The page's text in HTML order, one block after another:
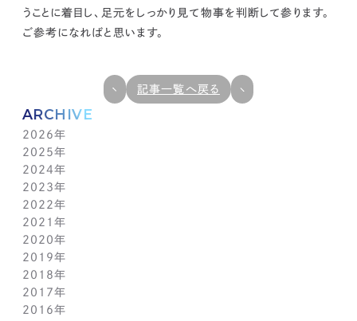
ARCHIVE
2026年
7月(1)
6月(1)
5月(1)
4月(1)
3月(1)
2月(1)
1月(1)
2025年
12月(1)
11月(1)
10月(1)
9月(1)
8月(1)
7月(1)
6月(1)
5月(1)
4月(1)
2024年
11月(1)
10月(1)
9月(1)
8月(1)
7月(1)
6月(1)
5月(1)
4月(1)
2023年
11月(1)
10月(1)
9月(1)
8月(1)
7月(1)
6月(1)
5月(1)
2022年
11月(1)
10月(1)
9月(1)
8月(1)
7月(1)
6月(1)
2021年
11月(1)
10月(1)
9月(1)
8月(1)
7月(1)
2020年
11月(2)
9月(2)
7月(1)
6月(2)
2019年
12月(2)
10月(1)
9月(2)
2018年
12月(1)
11月(1)
2017年
12月(1)
2016年
うことに着目し、足元をしっかり見て物事を判断して参ります。
ご参考になればと思います。
記事一覧へ戻る